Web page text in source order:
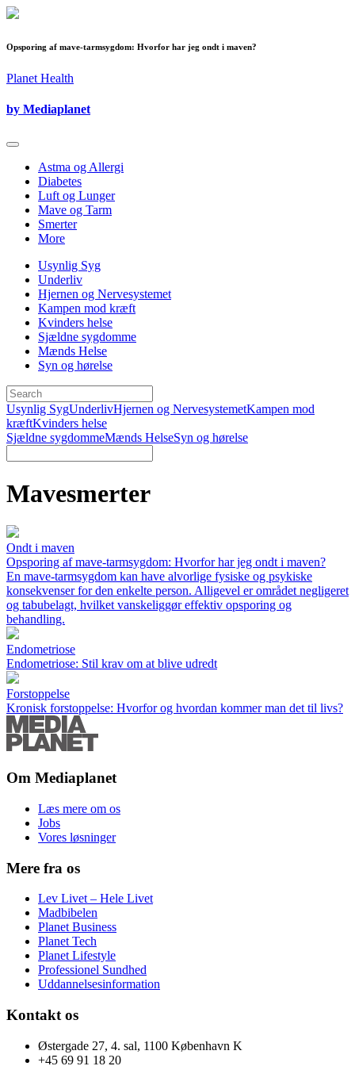
Opsporing af mave-tarmsygdom: Hvorfor har jeg ondt i maven?
Planet Health
by Mediaplanet
Astma og Allergi
Diabetes
Luft og Lunger
Mave og Tarm
Smerter
More
Usynlig Syg
Underliv
Hjernen og Nervesystemet
Kampen mod kræft
Kvinders helse
Sjældne sygdomme
Mænds Helse
Syn og hørelse
Usynlig SygUnderlivHjernen og NervesystemetKampen mod
kræftKvinders helse
Sjældne sygdommeMænds HelseSyn og hørelse
Mavesmerter
Ondt i maven
Opsporing af mave-tarmsygdom: Hvorfor har jeg ondt i maven?
En mave-tarmsygdom kan have alvorlige fysiske og psykiske
konsekvenser for den enkelte person. Alligevel er området negligeret
og tabubelagt, hvilket vanskeliggør effektiv opsporing og
behandling.
Endometriose
Endometriose: Stil krav om at blive udredt
Forstoppelse
Kronisk forstoppelse: Hvorfor og hvordan kommer man det til livs?
Om Mediaplanet
Læs mere om os
Jobs
Vores løsninger
Mere fra os
Lev Livet – Hele Livet
Madbibelen
Planet Business
Planet Tech
Planet Lifestyle
Professionel Sundhed
Uddannelsesinformation
Kontakt os
Østergade 27, 4. sal, 1100 København K
+45 69 91 18 20